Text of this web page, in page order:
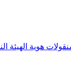
هوية الهيئة